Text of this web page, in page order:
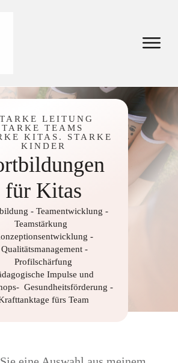
LEITUNG
TEAMS
KITAS. STARKE
KINDER
für Kitas
- Teamentwicklung -
Teamstärkung
-
Qualitätsmanagement -
Profilschärfung
Impulse und
Gesundheitsförderung -
fürs Team